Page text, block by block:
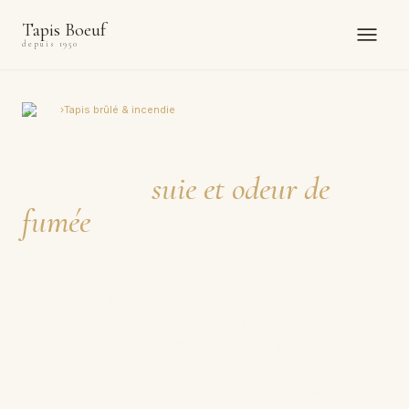
Tapis Boeuf
depuis 1950
Accueil ›Tapis brûlé & incendie
suie et odeur de
fumée